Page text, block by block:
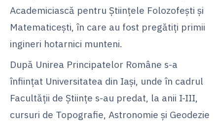
Academiciască pentru Ştiinţele Folozofeşti şi
Matematiceşti, în care au fost pregătiţi primii
ingineri hotarnici munteni.
După Unirea Principatelor Române s-a
înfiinţat Universitatea din Iaşi, unde în cadrul
Facultăţii de Știinţe s-au predat, la anii I-III,
cursuri de Topografie, Astronomie şi Geodezie